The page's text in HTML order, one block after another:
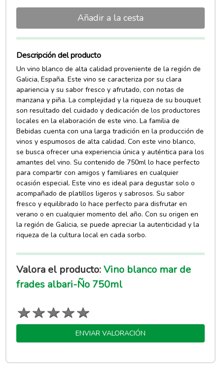
Añadir a la cesta
Descripción del producto
Un vino blanco de alta calidad proveniente de la región de
Galicia, España. Este vino se caracteriza por su clara
apariencia y su sabor fresco y afrutado, con notas de
manzana y piña. La complejidad y la riqueza de su bouquet
son resultado del cuidado y dedicación de los productores
locales en la elaboración de este vino. La familia de
Bebidas cuenta con una larga tradición en la producción de
vinos y espumosos de alta calidad. Con este vino blanco,
se busca ofrecer una experiencia única y auténtica para los
amantes del vino. Su contenido de 750ml lo hace perfecto
para compartir con amigos y familiares en cualquier
ocasión especial. Este vino es ideal para degustar solo o
acompañado de platillos ligeros y sabrosos. Su sabor
fresco y equilibrado lo hace perfecto para disfrutar en
verano o en cualquier momento del año. Con su origen en
la región de Galicia, se puede apreciar la autenticidad y la
riqueza de la cultura local en cada sorbo.
Valora el producto:Vino blanco mar de
frades albari-Ño 750ml
ENVIAR VALORACIÓN